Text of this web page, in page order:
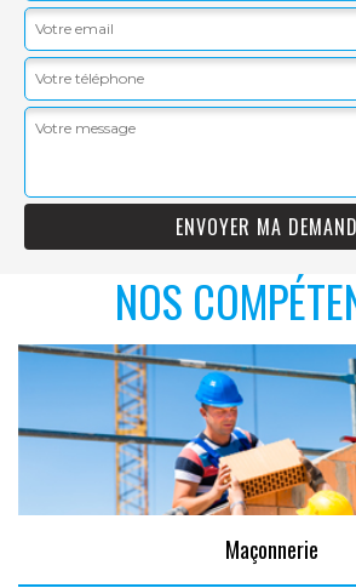
NOS
Maçonnerie